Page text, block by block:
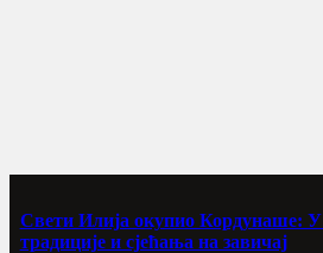
Свети Илија окупио Кордунаше: У
традиције и сјећања на завичај